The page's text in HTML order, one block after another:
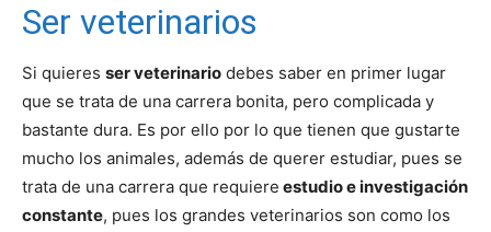
–
Fotos
Ser veterinarios
Si quieres ser veterinario debes saber en primer lugar
que se trata de una carrera bonita, pero complicada y
bastante dura. Es por ello por lo que tienen que gustarte
mucho los animales, además de querer estudiar, pues se
trata de una carrera que requiere estudio e investigación
constante, pues los grandes veterinarios son como los